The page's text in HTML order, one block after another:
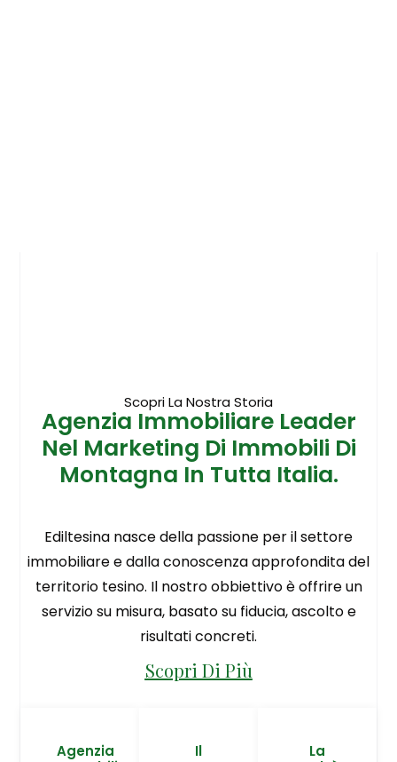
Scopri La Nostra Storia
Agenzia Immobiliare Leader
Nel Marketing Di Immobili Di
Montagna In Tutta Italia.
Ediltesina nasce della passione per il settore
immobiliare e dalla conoscenza approfondita del
territorio tesino. Il nostro obbiettivo è offrire un
servizio su misura, basato su fiducia, ascolto e
risultati concreti.
Scopri Di Più
Agenzia
Il
La